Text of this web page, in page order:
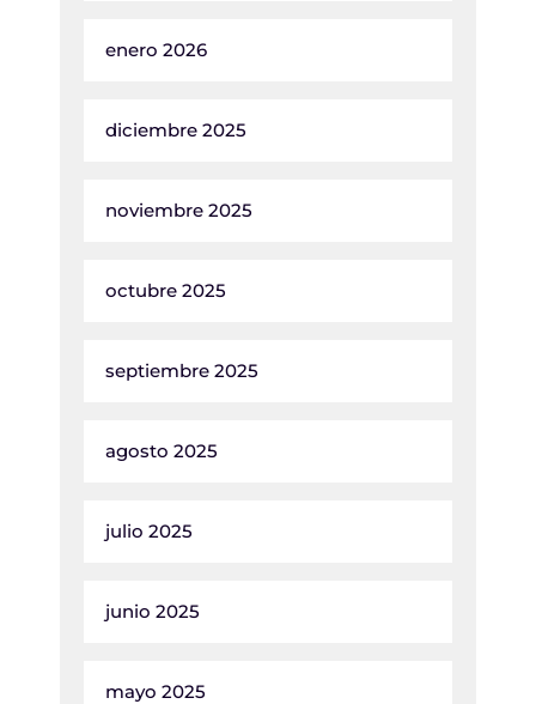
enero 2026
diciembre 2025
noviembre 2025
octubre 2025
septiembre 2025
agosto 2025
julio 2025
junio 2025
mayo 2025